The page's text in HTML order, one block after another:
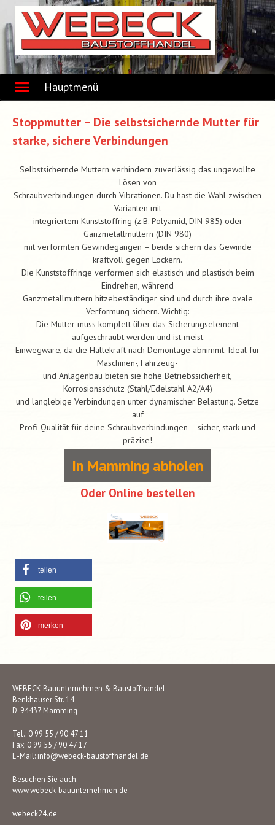
content
Hauptmenü
Stoppmutter – Die selbstsichernde Mutter für
starke, sichere Verbindungen
Selbstsichernde Muttern verhindern zuverlässig das ungewollte
Lösen von
Schraubverbindungen durch Vibrationen. Du hast die Wahl zwischen
Varianten mit
integriertem Kunststoffring (z.B. Polyamid, DIN 985) oder
Ganzmetallmuttern (DIN 980)
mit verformten Gewindegängen – beide sichern das Gewinde
kraftvoll gegen Lockern.
Die Kunststoffringe verformen sich elastisch und plastisch beim
Eindrehen, während
Ganzmetallmuttern hitzebeständiger sind und durch ihre ovale
Verformung sichern. Wichtig:
Die Mutter muss komplett über das Sicherungselement
aufgeschraubt werden und ist meist
Einwegware, da die Haltekraft nach Demontage abnimmt. Ideal für
Maschinen-, Fahrzeug-
und Anlagenbau bieten sie hohe Betriebssicherheit,
Korrosionsschutz (Stahl/Edelstahl A2/A4)
und langlebige Verbindungen unter dynamischer Belastung. Setze
auf
Profi-Qualität für deine Schraubverbindungen – sicher, stark und
präzise!
In Mamming abholen
Oder Online bestellen
teilen
teilen
merken
WEBECK Bauunternehmen & Baustoffhandel
Benkhauser Str. 14
D-94437 Mamming
Tel.: 0 99 55 / 90 47 11
Fax: 0 99 55 / 90 47 17
E-Mail: info@webeck-baustoffhandel.de
Besuchen Sie auch:
www.webeck-bauunternehmen.de
webeck24.de